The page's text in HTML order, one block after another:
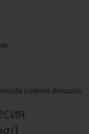
Ludmiła Wołoczko